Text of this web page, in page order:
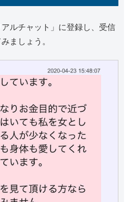
ルチャット」に登録し、受信
ましょう。